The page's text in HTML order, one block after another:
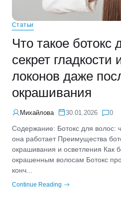
Статьи
Что такое
секрет гладкости
локонов даже
окрашивания
Михайлова 30.01.2026 0
Содержание: Ботокс для волос:
она работает Преимущества
окрашивания и осветления Как
окрашенным волосам Ботокс
конч...
Continue Reading